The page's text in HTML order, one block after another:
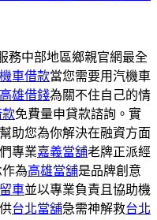
務中部地區鄉親官網最全
車借款當您需要用汽機車
高雄借錢為關不住自己的情
款免費量申貸款諮詢。實
幫助您為你解決在融資方面
專業嘉義當舖老牌正派經
為高雄當舖是品牌創意
車並以專業負責且協助機
台北當舖急需神解救台北